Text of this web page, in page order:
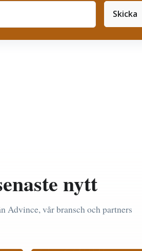
Skicka
nytt
Advince, vår bransch och partners